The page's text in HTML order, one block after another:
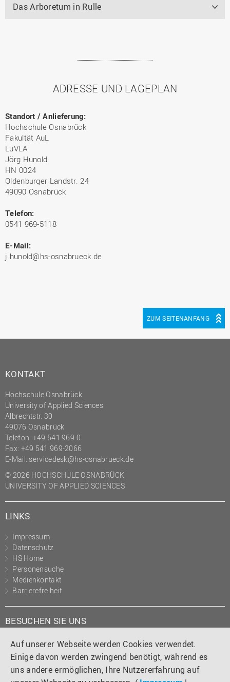
Auf unserer Webseite werden Cookies verwendet.
Einige davon werden zwingend benötigt, während es
uns andere ermöglichen, Ihre Nutzererfahrung auf
Das Arboretum in Rulle
ADRESSE UND LAGEPLAN
Standort / Anlieferung:
Hochschule Osnabrück
Fakultät AuL
LuVLA
Jörg Hunold
HN 0024
Oldenburger Landstr. 24
49090 Osnabrück
Telefon:
0541 969-5118
E-Mail:
j.hunold@hs-osnabrueck.de
ZUM SEITENANFANG
KONTAKT
Hochschule Osnabrück
University of Applied Sciences
Albrechtstr. 30
49076 Osnabrück
Telefon: +49 541 969-0
Fax: +49 541 969-2066
E-Mail: servicedesk@hs-osnabrueck.de
© 2026 HOCHSCHULE OSNABRÜCK
UNIVERSITY OF APPLIED SCIENCES
LINKS
Impressum
Datenschutz
HS Home
Personensuche
Medienkontakt
Barrierefreiheit
BESUCHEN SIE UNS
Instagram
TiktokLinkedIn
YouTube
Facebook